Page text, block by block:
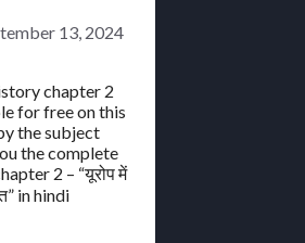
13, 2024
chapter 2
for free on this
the subject
the complete
2 – “यूरोप में
in hindi